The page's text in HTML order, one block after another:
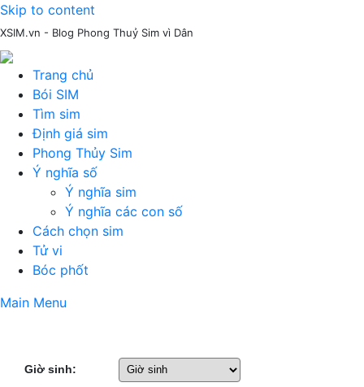
Skip to content
XSIM.vn - Blog Phong Thuỷ Sim vì Dân
Trang chủ
Bói SIM
Tìm sim
Định giá sim
Phong Thủy Sim
Ý nghĩa số
Ý nghĩa sim
Ý nghĩa các con số
Cách chọn sim
Tử vi
Bóc phốt
Main Menu
Giờ sinh: